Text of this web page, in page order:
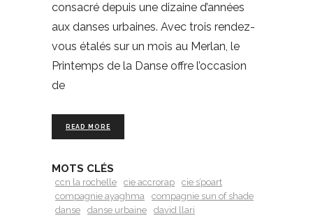
consacré depuis une dizaine d’années
aux danses urbaines. Avec trois rendez-
vous étalés sur un mois au Merlan, le
Printemps de la Danse offre l’occasion
de
READ MORE
MOTS CLÉS
ccn la rochelle cie accrorap
cie s’poart
compagnie ayaghma
compagnie sun of shade
danse
danse urbaine
david llari